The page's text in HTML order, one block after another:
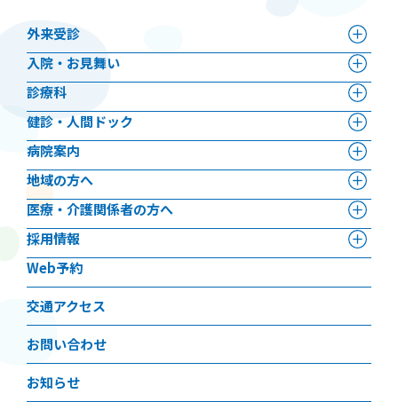
外来受診
⼊院・お見舞い
診療科
健診・人間ドック
病院案内
地域の方へ
医療・介護関係者の方へ
採用情報
Web予約
交通アクセス
お問い合わせ
お知らせ